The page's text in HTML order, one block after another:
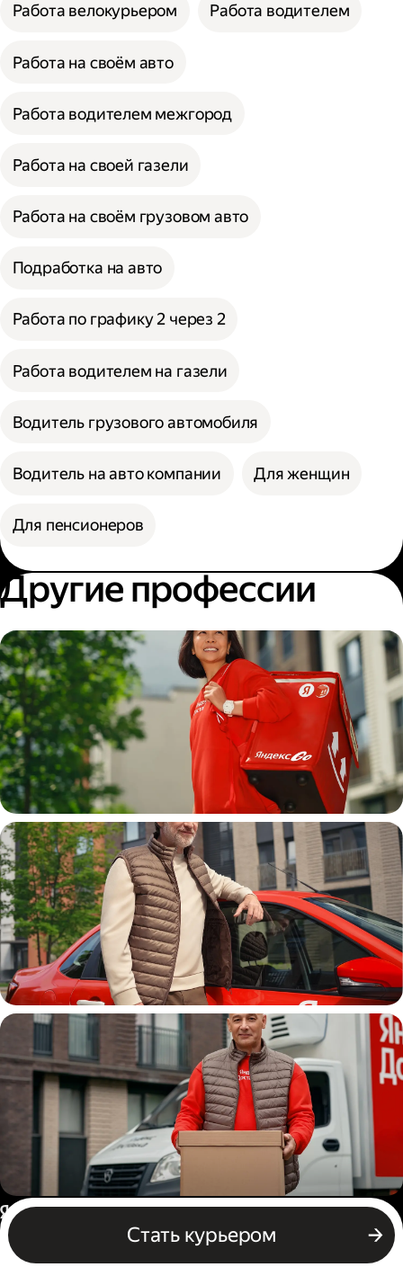
Работа велокурьером Работа водителем
Работа на своём авто
Работа водителем межгород
Работа на своей газели
Работа на своём грузовом авто
Подработка на авто
Работа по графику 2 через 2
Работа водителем на газели
Водитель грузового автомобиля
Водитель на авто компании Для женщин
Для пенсионеров
Другие профессии
Пеший курьер
Автокурьер
Водитель грузового авто
Стать курьером
Россия
Бизнесу